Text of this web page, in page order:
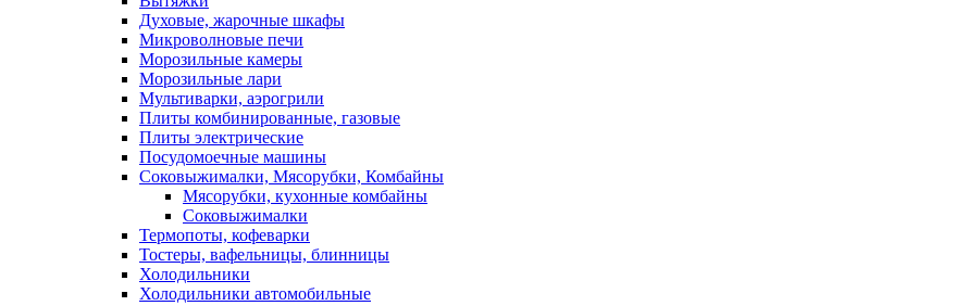
Духовые, жарочные шкафы
Микроволновые печи
Морозильные камеры
Морозильные лари
Мультиварки, аэрогрили
Плиты комбинированные, газовые
Плиты электрические
Посудомоечные машины
Соковыжималки, Мясорубки, Комбайны
Мясорубки, кухонные комбайны
Соковыжималки
Термопоты, кофеварки
Тостеры, вафельницы, блинницы
Холодильники
Холодильники автомобильные